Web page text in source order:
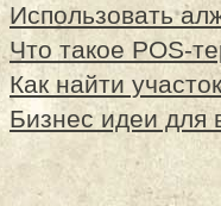
Использовать
Что такое POS-
Как найти
Бизнес идеи для